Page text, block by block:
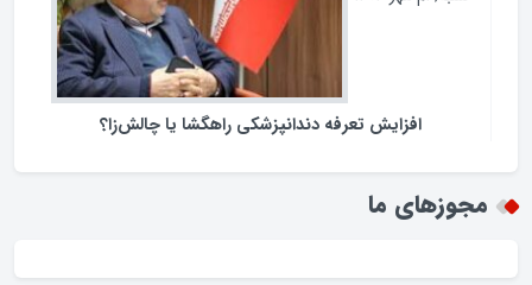
افزایش تعرفه دندانپزشکی راهگشا یا چالش‌زا؟